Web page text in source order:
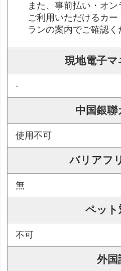
また、事前払い・オ
ご利用いただけるカ
ランの案内でご確認く
現地電子マ
-
中国銀聯
使用不可
バリアフ
無
ペット
不可
外国